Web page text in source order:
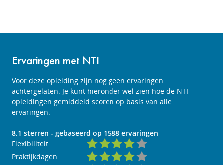
Ervaringen met NTI
Voor deze opleiding zijn nog geen ervaringen
achtergelaten. Je kunt hieronder wel zien hoe de NTI-
opleidingen gemiddeld scoren op basis van alle
ervaringen.
8.1 sterren - gebaseerd op 1588 ervaringen
Flexibiliteit
Praktijkdagen